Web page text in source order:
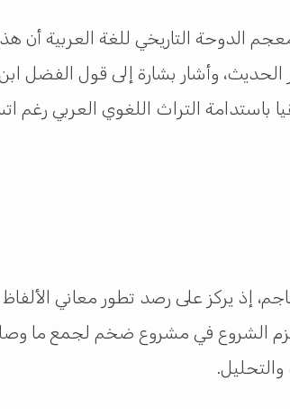
الدوحة التاريخي للغة العربية أن
وأشار بشارة إلى قول الفضل
باستدامة التراث اللغوي العربي رغم
إذ يركز على رصد تطور معاني الألفاظ
الشروع في مشروع ضخم لجمع ما